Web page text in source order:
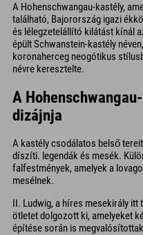
A Hohenschwangau-kastély,
található, Bajorország igazi
és lélegzetelállító kilátást kínál
épült Schwanstein-kastély
koronaherceg neogótikus
névre keresztelte.
A
dizájnja
A kastély csodálatos belső
díszíti. legendák és mesék.
falfestmények, amelyek a
mesélnek.
II. Ludwig, a híres mesekirály
ötletet dolgozott ki, amelyeket
építése során is